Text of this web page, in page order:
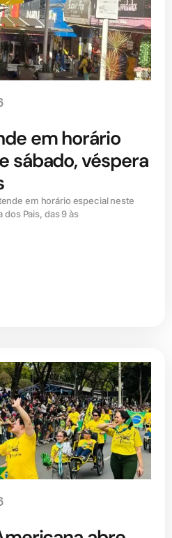
em horário
sábado, véspera
em horário especial neste
dos Pais, das 9 às